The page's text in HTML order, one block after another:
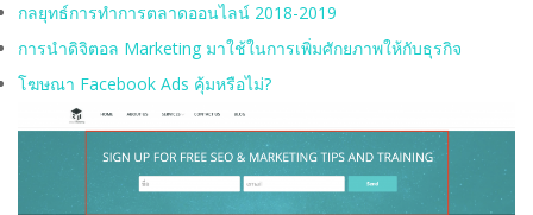
กลยุทธ์การทำการตลาดออนไลน์ 2018-2019
การนำดิจิตอล Marketing มาใช้ในการเพิ่มศักยภาพให้กับธุรกิจ
โฆษณา Facebook Ads คุ้มหรือไม่?